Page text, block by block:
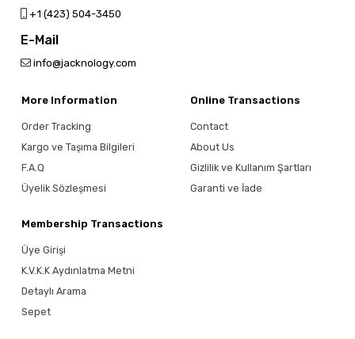
‎+1 (423) 504-3450
E-Mail
info@jacknology.com
More Information
Order Tracking
Kargo ve Taşıma Bilgileri
F.A.Q
Üyelik Sözleşmesi
Online Transactions
Contact
About Us
Gizlilik ve Kullanım Şartları
Garanti ve İade
Membership Transactions
Üye Girişi
K.V.K.K Aydınlatma Metni
Detaylı Arama
Sepet